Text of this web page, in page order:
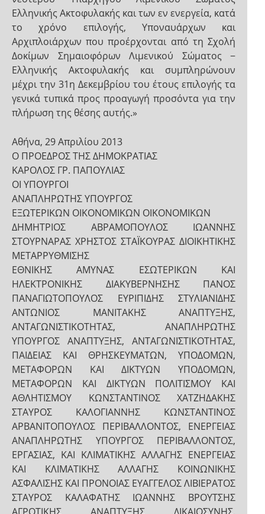
Ελληνικής Ακτοφυλακής και των εν ενεργεία, κατά
το χρόνο επιλογής, Υποναυάρχων και
Αρχιπλοιάρχων που προέρχονται από τη Σχολή
Δοκίμων Σημαιοφόρων Λιμενικού Σώματος −
Ελληνικής Ακτοφυλακής και συμπληρώνουν
μέχρι την 31η Δεκεμβρίου του έτους επιλογής τα
γενικά τυπικά προς προαγωγή προσόντα για την
πλήρωση της θέσης αυτής.»
Αθήνα, 29 Απριλίου 2013
Ο ΠΡΟΕΔΡΟΣ ΤΗΣ ΔΗΜΟΚΡΑΤΙΑΣ
ΚΑΡΟΛΟΣ ΓΡ. ΠΑΠΟΥΛΙΑΣ
ΟΙ ΥΠΟΥΡΓΟΙ
ΑΝΑΠΛΗΡΩΤΗΣ ΥΠΟΥΡΓΟΣ
ΕΞΩΤΕΡΙΚΩΝ ΟΙΚΟΝΟΜΙΚΩΝ ΟΙΚΟΝΟΜΙΚΩΝ
ΔΗΜΗΤΡΙΟΣ ΑΒΡΑΜΟΠΟΥΛΟΣ ΙΩΑΝΝΗΣ
ΣΤΟΥΡΝΑΡΑΣ ΧΡΗΣΤΟΣ ΣΤΑΪΚΟΥΡΑΣ ΔΙΟΙΚΗΤΙΚΗΣ
ΜΕΤΑΡΡΥΘΜΙΣΗΣ
ΕΘΝΙΚΗΣ ΑΜΥΝΑΣ ΕΣΩΤΕΡΙΚΩΝ ΚΑΙ
ΗΛΕΚΤΡΟΝΙΚΗΣ ΔΙΑΚΥΒΕΡΝΗΣΗΣ ΠΑΝΟΣ
ΠΑΝΑΓΙΩΤΟΠΟΥΛΟΣ ΕΥΡΙΠΙΔΗΣ ΣΤΥΛΙΑΝΙΔΗΣ
ΑΝΤΩΝΙΟΣ ΜΑΝΙΤΑΚΗΣ ΑΝΑΠΤΥΞΗΣ,
ΑΝΤΑΓΩΝΙΣΤΙΚΟΤΗΤΑΣ, ΑΝΑΠΛΗΡΩΤΗΣ
ΥΠΟΥΡΓΟΣ ΑΝΑΠΤΥΞΗΣ, ΑΝΤΑΓΩΝΙΣΤΙΚΟΤΗΤΑΣ,
ΠΑΙΔΕΙΑΣ ΚΑΙ ΘΡΗΣΚΕΥΜΑΤΩΝ, ΥΠΟΔΟΜΩΝ,
ΜΕΤΑΦΟΡΩΝ ΚΑΙ ΔΙΚΤΥΩΝ ΥΠΟΔΟΜΩΝ,
ΜΕΤΑΦΟΡΩΝ ΚΑΙ ΔΙΚΤΥΩΝ ΠΟΛΙΤΙΣΜΟΥ ΚΑΙ
ΑΘΛΗΤΙΣΜΟΥ ΚΩΝΣΤΑΝΤΙΝΟΣ ΧΑΤΖΗΔΑΚΗΣ
ΣΤΑΥΡΟΣ ΚΑΛΟΓΙΑΝΝΗΣ ΚΩΝΣΤΑΝΤΙΝΟΣ
ΑΡΒΑΝΙΤΟΠΟΥΛΟΣ ΠΕΡΙΒΑΛΛΟΝΤΟΣ, ΕΝΕΡΓΕΙΑΣ
ΑΝΑΠΛΗΡΩΤΗΣ ΥΠΟΥΡΓΟΣ ΠΕΡΙΒΑΛΛΟΝΤΟΣ,
ΕΡΓΑΣΙΑΣ, ΚΑΙ ΚΛΙΜΑΤΙΚΗΣ ΑΛΛΑΓΗΣ ΕΝΕΡΓΕΙΑΣ
ΚΑΙ ΚΛΙΜΑΤΙΚΗΣ ΑΛΛΑΓΗΣ ΚΟΙΝΩΝΙΚΗΣ
ΑΣΦΑΛΙΣΗΣ ΚΑΙ ΠΡΟΝΟΙΑΣ ΕΥΑΓΓΕΛΟΣ ΛΙΒΙΕΡΑΤΟΣ
ΣΤΑΥΡΟΣ ΚΑΛΑΦΑΤΗΣ ΙΩΑΝΝΗΣ ΒΡΟΥΤΣΗΣ